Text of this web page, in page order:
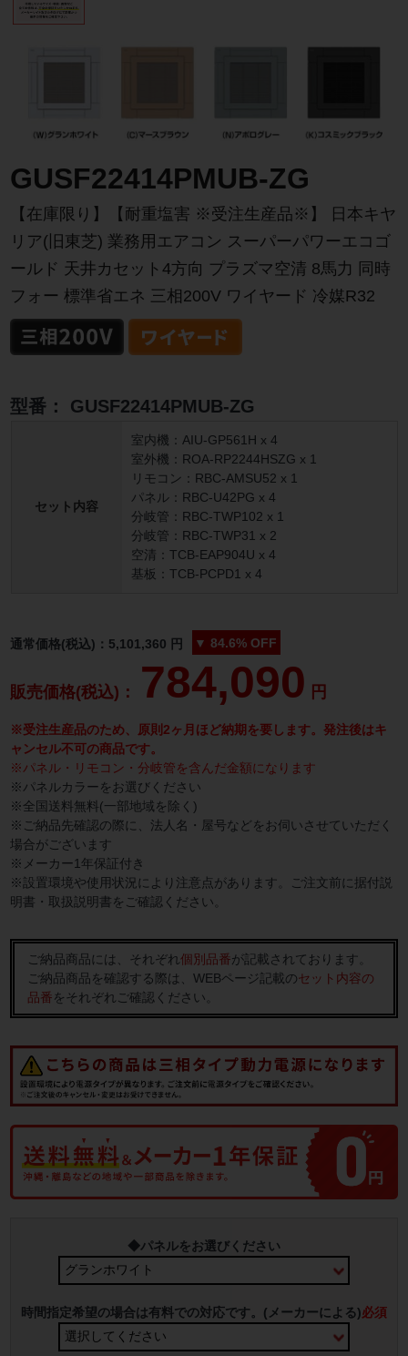
GUSF22414PMUB-ZG
【在庫限り】【耐重塩害 ※受注生産品※】 日本キヤ
リア(旧東芝) 業務用エアコン スーパーパワーエコゴ
ールド 天井カセット4方向 プラズマ空清 8馬力 同時
フォー 標準省エネ 三相200V ワイヤード 冷媒R32
型番： GUSF22414PMUB-ZG
セット内容
室内機：AIU-GP561H x 4
室外機：ROA-RP2244HSZG x 1
リモコン：RBC-AMSU52 x 1
パネル：RBC-U42PG x 4
分岐管：RBC-TWP102 x 1
分岐管：RBC-TWP31 x 2
空清：TCB-EAP904U x 4
基板：TCB-PCPD1 x 4
通常価格(税込)： 5,101,360 円 ▼ 84.6% OFF
販売価格(税込)： 784,090 円
※受注生産品のため、原則2ヶ月ほど納期を要します。発注後はキ
ャンセル不可の商品です。
※パネル・リモコン・分岐管を含んだ金額になります
※パネルカラーをお選びください
※全国送料無料(一部地域を除く)
※ご納品先確認の際に、法人名・屋号などをお伺いさせていただく
場合がございます
※メーカー1年保証付き
※設置環境や使用状況により注意点があります。ご注文前に据付説
明書・取扱説明書をご確認ください。
ご納品商品には、それぞれ個別品番が記載されております。
ご納品商品を確認する際は、WEBページ記載のセット内容の
品番をそれぞれご確認ください。
◆パネルをお選びください
時間指定希望の場合は有料での対応です。(メーカーによる)必須